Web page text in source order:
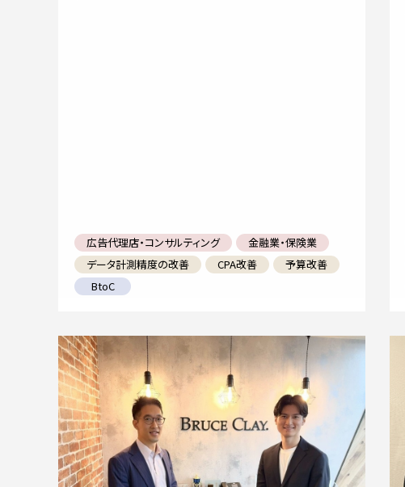
広告代理店・コンサルティング
金融業・保険業
データ計測精度の改善
CPA改善
予算改善
BtoC